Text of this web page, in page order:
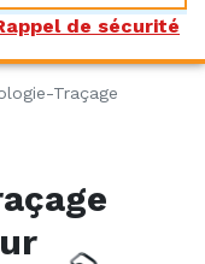
de sécurité
Traçage